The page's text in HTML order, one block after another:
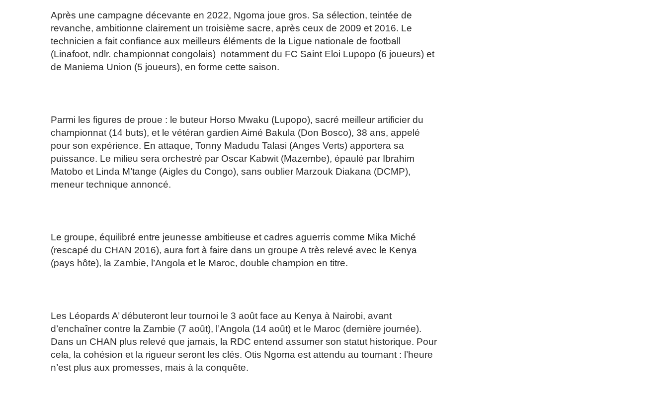
Après une campagne décevante en 2022, Ngoma joue gros. Sa sélection, teintée de
revanche, ambitionne clairement un troisième sacre, après ceux de 2009 et 2016. Le
technicien a fait confiance aux meilleurs éléments de la Ligue nationale de football
(Linafoot, ndlr. championnat congolais) notamment du FC Saint Eloi Lupopo (6 joueurs) et
de Maniema Union (5 joueurs), en forme cette saison.
Parmi les figures de proue : le buteur Horso Mwaku (Lupopo), sacré meilleur artificier du
championnat (14 buts), et le vétéran gardien Aimé Bakula (Don Bosco), 38 ans, appelé
pour son expérience. En attaque, Tonny Madudu Talasi (Anges Verts) apportera sa
puissance. Le milieu sera orchestré par Oscar Kabwit (Mazembe), épaulé par Ibrahim
Matobo et Linda M’tange (Aigles du Congo), sans oublier Marzouk Diakana (DCMP),
meneur technique annoncé.
Le groupe, équilibré entre jeunesse ambitieuse et cadres aguerris comme Mika Miché
(rescapé du CHAN 2016), aura fort à faire dans un groupe A très relevé avec le Kenya
(pays hôte), la Zambie, l’Angola et le Maroc, double champion en titre.
Les Léopards A’ débuteront leur tournoi le 3 août face au Kenya à Nairobi, avant
d’enchaîner contre la Zambie (7 août), l’Angola (14 août) et le Maroc (dernière journée).
Dans un CHAN plus relevé que jamais, la RDC entend assumer son statut historique. Pour
cela, la cohésion et la rigueur seront les clés. Otis Ngoma est attendu au tournant : l’heure
n’est plus aux promesses, mais à la conquête.